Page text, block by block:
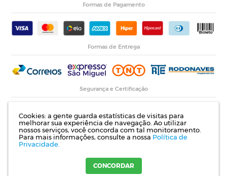
Cookies: a gente guarda estatísticas de visitas para
melhorar sua experiência de navegação. Ao utilizar
nossos serviços, você concorda com tal monitoramento.
Para mais informações, consulte a nossa Política de
Privacidade.
CONCORDAR
Formas de Pagamento
Formas de Entrega
Segurança e Certificação
Razão Social: Indupropil Indústria e Comércio Ltda | CNPJ: 00.774.194/0001-82 |
Rodovia RS 155, Km 1 esq. Rua Laureano de Medeiros, 782- Ijuí | RS